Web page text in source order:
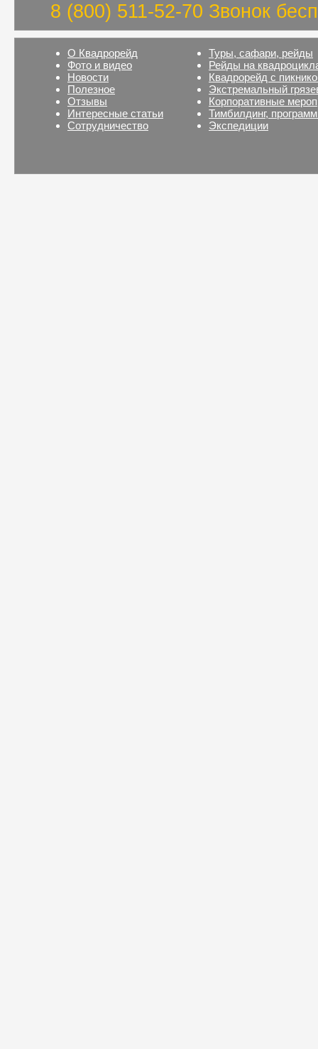
8 (800) 511-52-70 Звонок
О Квадрорейд
Фото и видео
Новости
Полезное
Отзывы
Интересные статьи
Сотрудничество
Туры, сафари, рейды
Рейды на
Квадрорейд с
Экстремальный
Корпоративные
Тимбилдинг,
Экспедиции